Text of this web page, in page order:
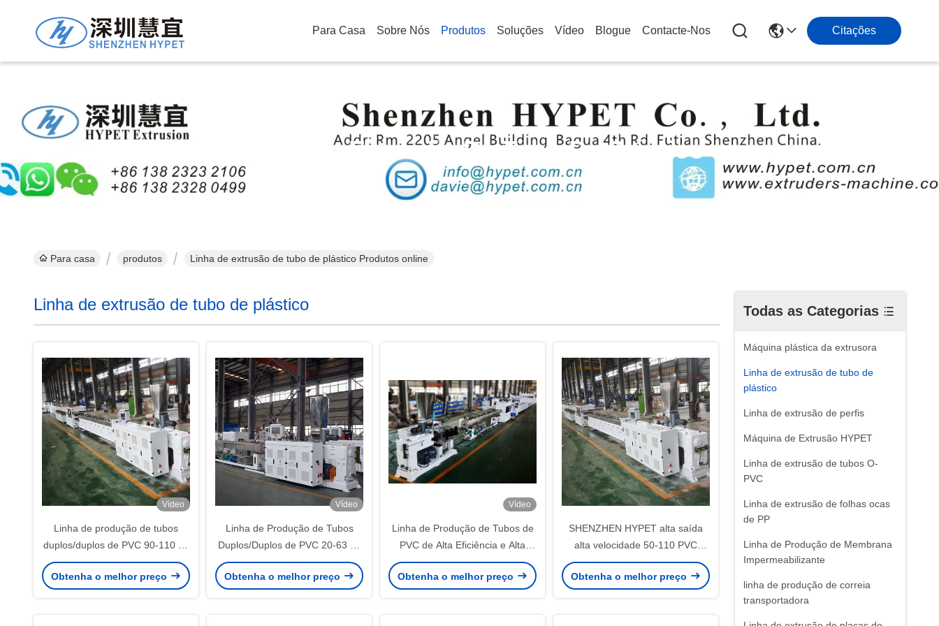
Para Casa Sobre Nós Produtos Soluções Vídeo Blogue Contacte-Nos Citações
Linha De Extrusão De Tubo De Plástico
Para casa produtos Linha de extrusão de tubo de plástico Produtos online
Todas as Categorias
Máquina plástica da extrusora
Linha de extrusão de tubo de
plástico
Linha de extrusão de perfis
Máquina de Extrusão HYPET
Linha de extrusão de tubos O-
PVC
Linha de extrusão de folhas ocas
de PP
Linha de Produção de Membrana
Impermeabilizante
linha de produção de correia
transportadora
Linha de extrusão de tubo de plástico
Vídeo
Linha de produção de tubos
duplos/duplos de PVC 90-110 da
Shenzhen HYPET
Obtenha o melhor preço
Vídeo
Linha de Produção de Tubos
Duplos/Duplos de PVC 20-63 da
Shenzhen HYPET
Obtenha o melhor preço
Vídeo
Linha de Produção de Tubos de
PVC de Alta Eficiência e Alta
Velocidade 110-200 da
Shenzhen HYPET
Obtenha o melhor preço
SHENZHEN HYPET alta saída
alta velocidade 50-110 PVC
máquina de fabricação de tubos
Obtenha o melhor preço